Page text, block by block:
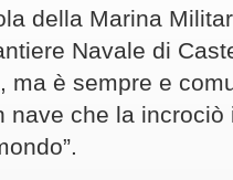
della Marina
Navale di
ma è sempre e
nave che la incrociò